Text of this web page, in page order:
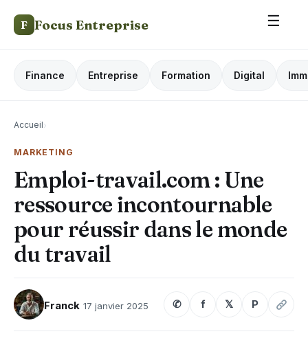
F Focus Entreprise ☰
Finance Entreprise Formation Digital
Accueil›
MARKETING
Emploi-travail.com : Une
ressource incontournable
pour réussir dans le monde
du travail
Franck 17 janvier 2025 ✆ f 𝕏 P